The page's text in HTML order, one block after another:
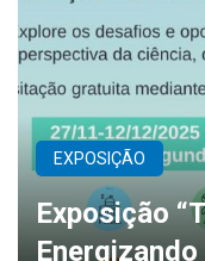
EXPOSIÇÃO
Exposição